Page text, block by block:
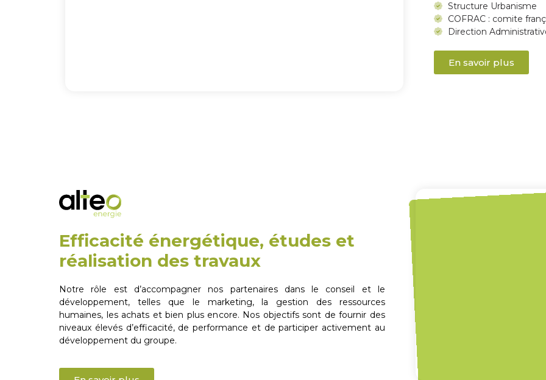
Structure Urbanisme
COFRAC : comite
Direction
En savoir plus
Efficacité énergétique, études et
réalisation des travaux
Notre rôle est d’accompagner nos partenaires dans le conseil et le
développement, telles que le marketing, la gestion des ressources
humaines, les achats et bien plus encore. Nos objectifs sont de fournir des
niveaux élevés d’efficacité, de performance et de participer activement au
développement du groupe.